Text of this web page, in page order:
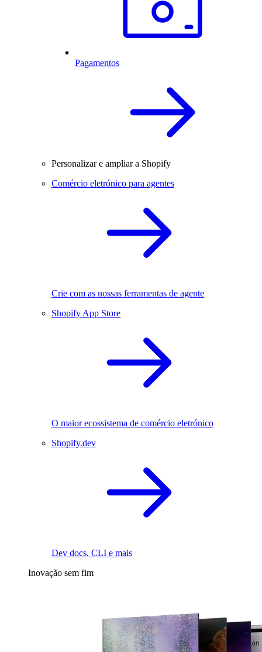
Pagamentos
Personalizar e ampliar a Shopify
Comércio eletrónico para agentes
Crie com as nossas ferramentas de agente
Shopify App Store
O maior ecossistema de comércio eletrónico
Shopify.dev
Dev docs, CLI e mais
Inovação sem fim